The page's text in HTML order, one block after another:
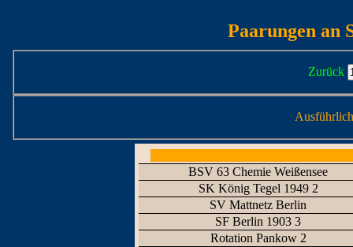
Paarungen an
Zurück
BSV 63 Chemie Weißensee
SK König Tegel 1949 2
SV Mattnetz Berlin
SF Berlin 1903 3
Rotation Pankow 2